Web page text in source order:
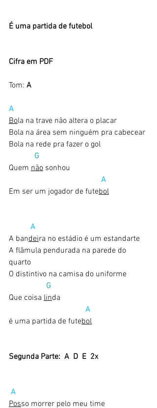
É uma partida de futebol
Cifra em PDF
Tom: A
A
Bola na trave não altera o placar
Bola na área sem ninguém pra cabecear
Bola na rede pra fazer o gol
G
Quem não sonhou
A
Em ser um jogador de futebol
A
A bandeira no estádio é um estandarte
A flâmula pendurada na parede do
quarto
O distintivo na camisa do uniforme
G
Que coisa linda
A
é uma partida de futebol
Segunda Parte:  A  D  E  2x
A
Posso morrer pelo meu time